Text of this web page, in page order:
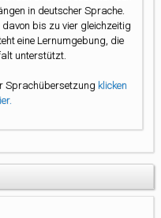
in deutscher Sprache.
bis zu vier gleichzeitig
eine Lernumgebung, die
unterstützt.
Sprachübersetzung klicken